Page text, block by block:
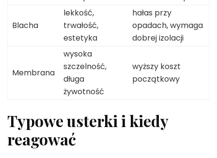
Blacha
lekkość,
trwałość,
estetyka
hałas przy
opadach, wymaga
dobrej izolacji
Membrana
wysoka
szczelność,
długa
żywotność
wyższy koszt
początkowy
Typowe usterki i kiedy
reagować